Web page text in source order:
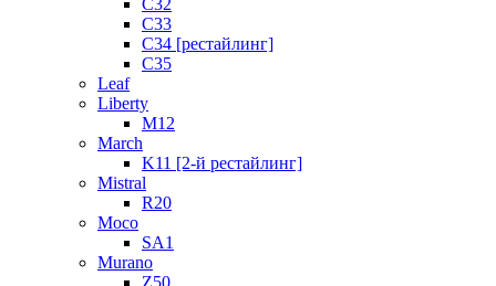
C32
C33
C34 [рестайлинг]
C35
Leaf
Liberty
M12
March
K11 [2-й рестайлинг]
Mistral
R20
Moco
SA1
Murano
Z50